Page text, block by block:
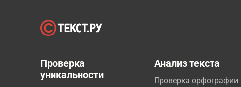
Проверка
уникальности
Анализ текста
Проверка орфографии